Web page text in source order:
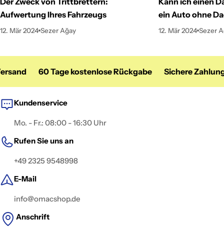
Aufwertung Ihres Fahrzeugs
12. Mär 2024 Sezer Ağay
ein Auto ohne
12. Mär 2024 Sezer
60 Tage kostenlose Rückgabe Sichere Zahlung
Kundenservice
Mo. - Fr.: 08:00 - 16:30 Uhr
Rufen Sie uns an
+49 2325 9548998
E-Mail
info@omacshop.de
Anschrift